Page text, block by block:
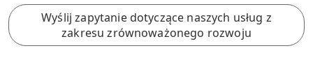
Wyślij zapytanie dotyczące naszych usług z
zakresu zrównoważonego rozwoju